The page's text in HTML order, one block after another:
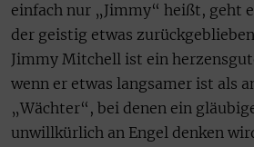
einfach nur „Jimmy“ heißt, geht
der geistig etwas
Jimmy Mitchell ist ein
wenn er etwas langsamer ist als
„Wächter“, bei denen ein
unwillkürlich an Engel denken